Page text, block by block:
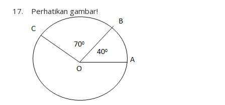
17. Perhatikan gambar!